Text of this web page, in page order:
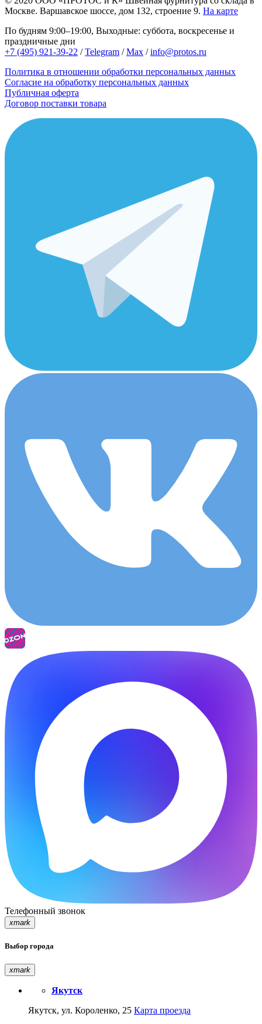
Москве. Варшавское шоссе, дом 132, строение 9. На карте
По будням 9:00–19:00, Выходные: суббота, воскресенье и
праздничные дни
+7 (495) 921-39-22 /Telegram /Max /info@protos.ru
Политика в отношении обработки персональных данных
Согласие на обработку персональных данных
Публичная оферта
Договор поставки товара
Телефонный звонок
xmark
Выбор города
xmark
Якутск
Якутск, ул. Короленко, 25 Карта проезда